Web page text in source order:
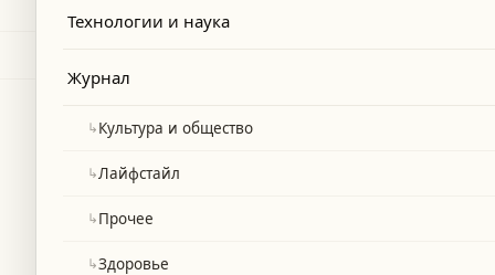
Технологии и наука
Журнал
↳Культура и общество
↳Лайфстайл
↳Прочее
↳Здоровье